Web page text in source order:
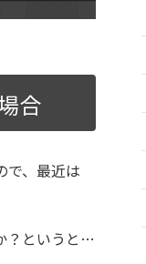
合
で、最近は
？というと…